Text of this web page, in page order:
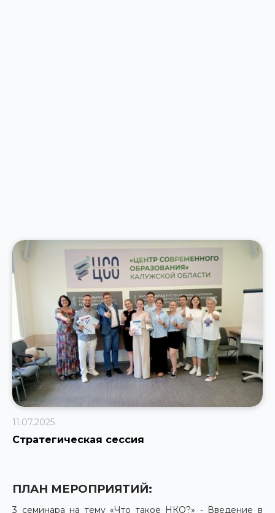
11.07.2025
Стратегическая сессия
ПЛАН МЕРОПРИЯТИЙ:
3 семинара на тему «Что такое НКО?» - Введение в